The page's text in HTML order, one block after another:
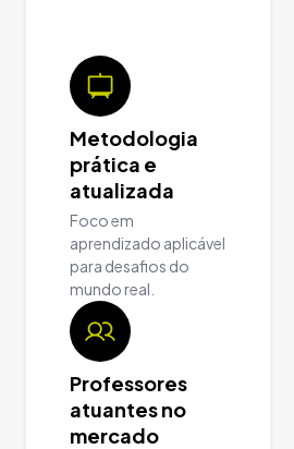
Metodologia
prática e
atualizada
Foco em
aprendizado aplicável
para desafios do
mundo real.
Professores
atuantes no
mercado